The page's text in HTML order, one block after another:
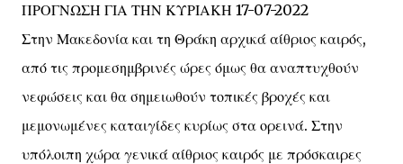
ΠΡΟΓΝΩΣΗ ΓΙΑ ΤΗΝ ΚΥΡΙΑΚΗ 17-07-2022
Στην Μακεδονία και τη Θράκη αρχικά αίθριος καιρός,
από τις προμεσημβρινές ώρες όμως θα αναπτυχθούν
νεφώσεις και θα σημειωθούν τοπικές βροχές και
μεμονωμένες καταιγίδες κυρίως στα ορεινά. Στην
υπόλοιπη χώρα γενικά αίθριος καιρός με πρόσκαιρες